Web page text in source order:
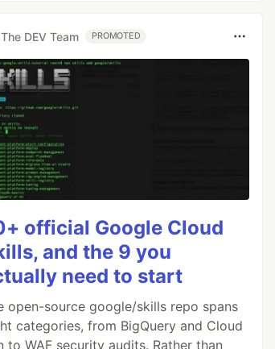
The DEV Team PROMOTED
official Google Cloud
and the 9 you
need to start
open-source google/skills repo spans
categories, from BigQuery and Cloud
to WAF security audits. Rather than